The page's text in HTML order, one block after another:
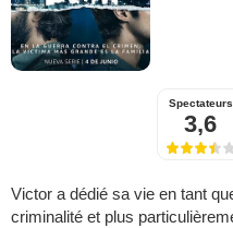
Spectateurs
3,6
Victor a dédié sa vie en tant
criminalité et plus